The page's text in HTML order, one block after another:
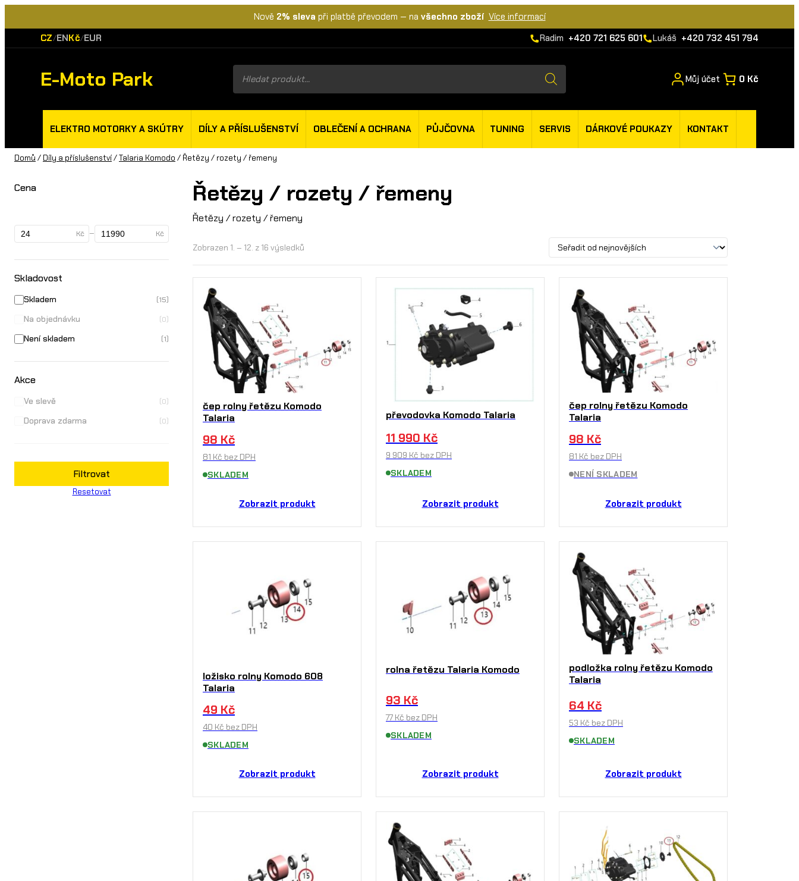
Nově 2% sleva při platbě převodem — na všechno zboží Více informací
CZ/ENKč/EUR Radim +420 721 625 601 Lukáš +420 732 451 794
E-Moto Park
Products
search
Můj účet 0 Kč
ELEKTRO MOTORKY A SKÚTRY DÍLY A PŘÍSLUŠENSTVÍ OBLEČENÍ A OCHRANA PŮJČOVNA TUNING SERVIS DÁRKOVÉ POUKAZY KONTAKT
Domů / Díly a příslušenství/Talaria Komodo / Řetězy / rozety / řemeny
Cena
Kč – Kč
Skladovost
Skladem (15)
Na objednávku (0)
Není skladem (1)
Akce
Ve slevě (0)
Doprava zdarma (0)
Filtrovat
Resetovat
Řetězy / rozety / řemeny
Řetězy / rozety / řemeny
Zobrazen 1. – 12. z 16 výsledků
čep rolny řetězu Komodo
Talaria
98 Kč
81 Kč bez DPH
SKLADEM
Zobrazit produkt
převodovka Komodo Talaria
11 990 Kč
9 909 Kč bez DPH
SKLADEM
Zobrazit produkt
čep rolny řetězu Komodo
Talaria
98 Kč
81 Kč bez DPH
NENÍ SKLADEM
Zobrazit produkt
ložisko rolny Komodo 608
Talaria
49 Kč
40 Kč bez DPH
SKLADEM
Zobrazit produkt
rolna řetězu Talaria Komodo
93 Kč
77 Kč bez DPH
SKLADEM
Zobrazit produkt
podložka rolny řetězu Komodo
Talaria
64 Kč
53 Kč bez DPH
SKLADEM
Zobrazit produkt